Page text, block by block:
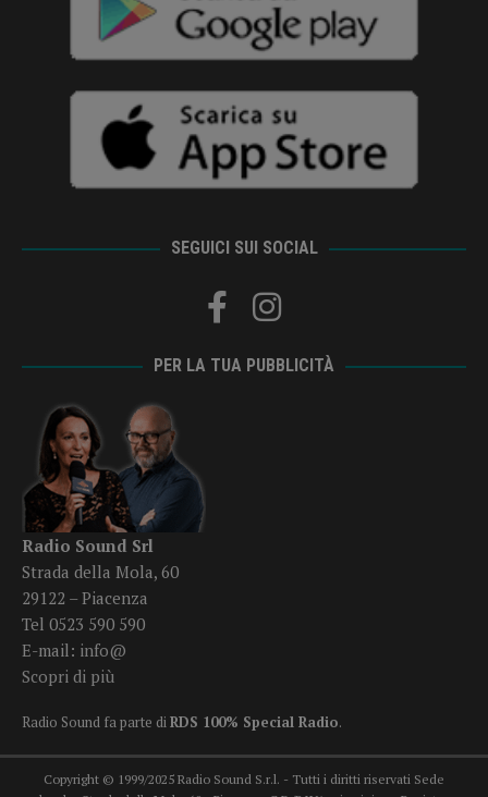
SEGUICI SUI SOCIAL
PER LA TUA PUBBLICITÀ
Radio Sound Srl
Strada della Mola, 60
29122 – Piacenza
Tel 0523 590 590
E-mail: info@
Scopri di più
Radio Sound fa parte diRDS 100% Special Radio.
Copyright © 1999/2025 Radio Sound S.r.l. - Tutti i diritti riservati Sede